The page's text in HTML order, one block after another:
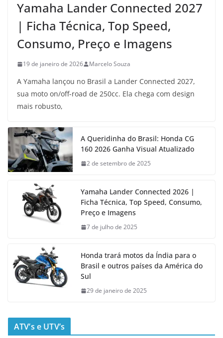
Yamaha Lander Connected 2027
| Ficha Técnica, Top Speed,
Consumo, Preço e Imagens
19 de janeiro de 2026 Marcelo Souza
A Yamaha lançou no Brasil a Lander Connected 2027,
sua moto on/off-road de 250cc. Ela chega com design
mais robusto,
A Queridinha do Brasil: Honda CG
160 2026 Ganha Visual Atualizado
2 de setembro de 2025
Yamaha Lander Connected 2026 |
Ficha Técnica, Top Speed, Consumo,
Preço e Imagens
7 de julho de 2025
Honda trará motos da Índia para o
Brasil e outros países da América do
Sul
29 de janeiro de 2025
ATV’s e UTV’s